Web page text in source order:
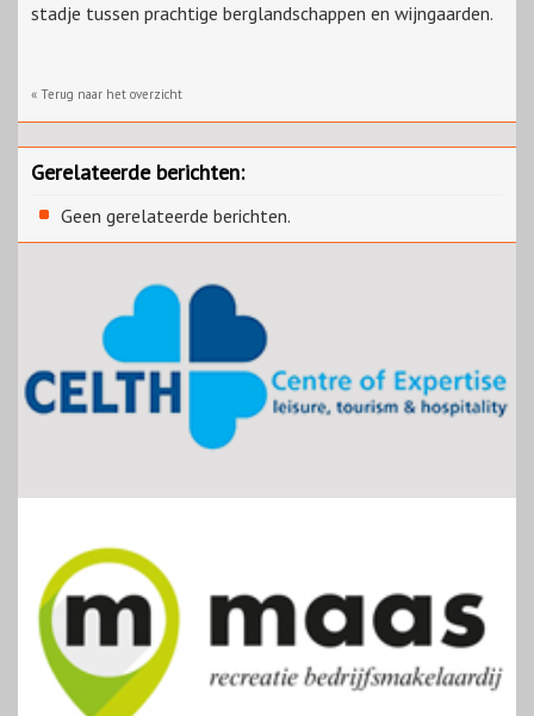
stadje tussen prachtige berglandschappen en wijngaarden.
« Terug naar het overzicht
Gerelateerde berichten:
Geen gerelateerde berichten.